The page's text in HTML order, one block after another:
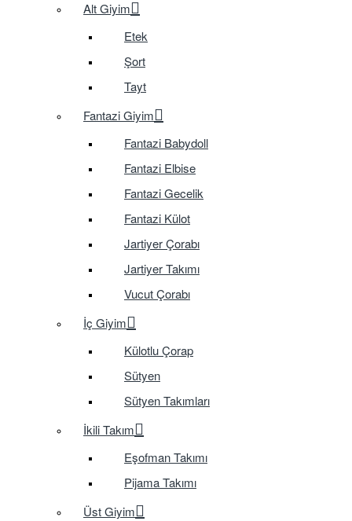
Alt Giyim
Etek
Şort
Tayt
Fantazi Giyim
Fantazi Babydoll
Fantazi Elbise
Fantazi Gecelik
Fantazi Külot
Jartiyer Çorabı
Jartiyer Takımı
Vucut Çorabı
İç Giyim
Külotlu Çorap
Sütyen
Sütyen Takımları
İkili Takım
Eşofman Takımı
Pijama Takımı
Üst Giyim